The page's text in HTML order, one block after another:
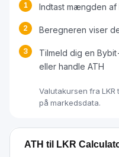
1 Indtast mængden af
2 Beregneren viser
3
Tilmeld dig en
eller handle ATH
Valutakursen fra
på markedsdata.
ATH til LKR